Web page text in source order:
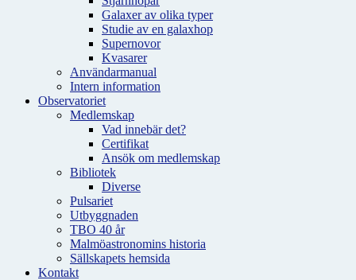
Galaxer av olika typer
Studie av en galaxhop
Supernovor
Kvasarer
Användarmanual
Intern information
Observatoriet
Medlemskap
Vad innebär det?
Certifikat
Ansök om medlemskap
Bibliotek
Diverse
Pulsariet
Utbyggnaden
TBO 40 år
Malmöastronomins historia
Sällskapets hemsida
Kontakt